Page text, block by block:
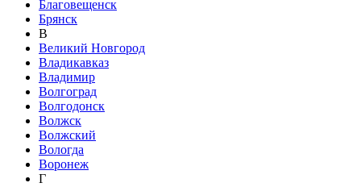
Благовещенск
Брянск
В
Великий Новгород
Владикавказ
Владимир
Волгоград
Волгодонск
Волжск
Волжский
Вологда
Воронеж
Г